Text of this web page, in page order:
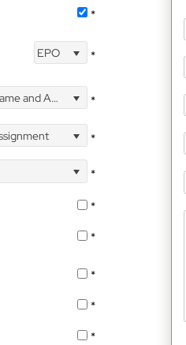
*
EPO *
Address *
*
*
*
*
*
*
*